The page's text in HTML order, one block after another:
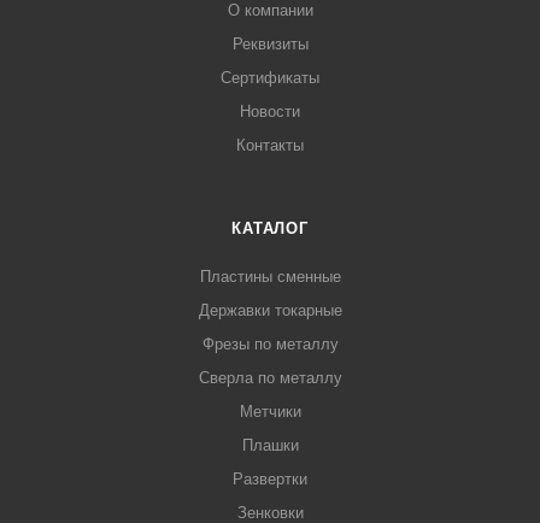
О компании
Реквизиты
Сертификаты
Новости
Контакты
КАТАЛОГ
Пластины сменные
Державки токарные
Фрезы по металлу
Сверла по металлу
Метчики
Плашки
Развертки
Зенковки